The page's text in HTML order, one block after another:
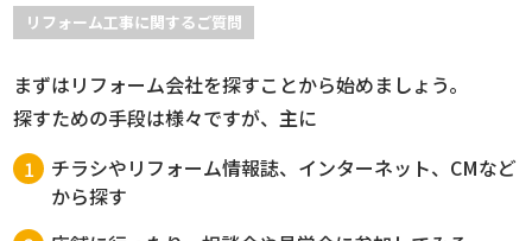
リフォーム工事に関するご質問
まずはリフォーム会社を探すことから始めましょう。
探すための手段は様々ですが、主に
チラシやリフォーム情報誌、インターネット、CMなど
から探す